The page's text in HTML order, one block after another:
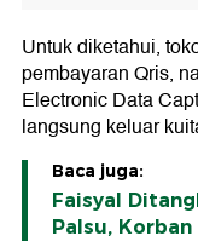
Untuk diketahui,
pembayaran Qris,
Electronic Data
langsung keluar
Baca juga:
Faisyal
Palsu,